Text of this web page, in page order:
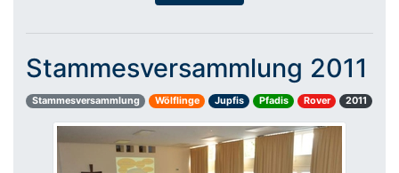
Stammesversammlung 2011
Stammesversammlung Wölflinge Jupfis Pfadis Rover 2011